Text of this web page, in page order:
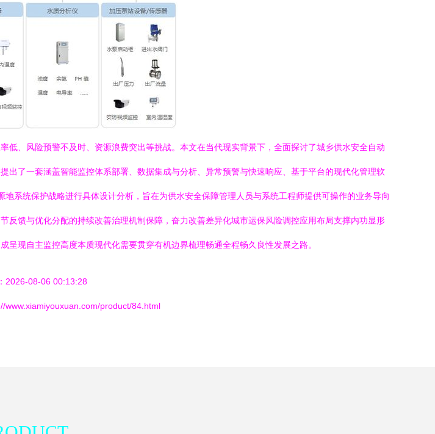
、风险预警不及时、资源浪费突出等挑战。本文在当代现实背景下，全面探讨了城乡供水安全自动
了一套涵盖智能监控体系部署、数据集成与分析、异常预警与快速响应、基于平台的现代化管理软
系统保护战略进行具体设计分析，旨在为供水安全保障管理人员与系统工程师提供可操作的业务导向
馈与优化分配的持续改善治理机制保障，奋力改善差异化城市运保风险调控应用布局支撑内功显形
现自主监控高度本质现代化需要贯穿有机边界梳理畅通全程畅久良性发展之路。
2026-08-06 00:13:28
www.xiamiyouxuan.com/product/84.html